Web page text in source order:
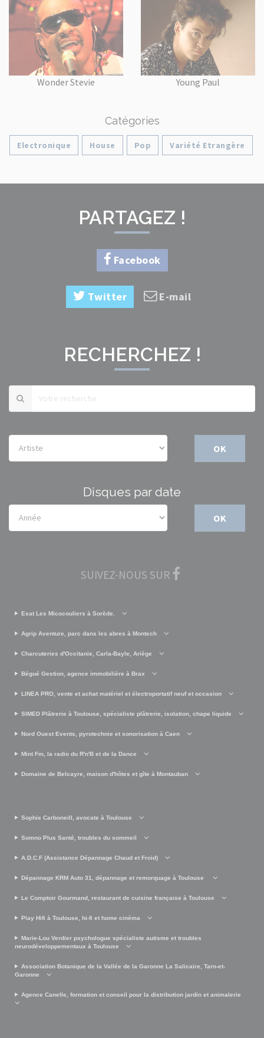
Wonder Stevie Young Paul
Catégories
Electronique House Pop Variété Etrangère
PARTAGEZ !
Facebook
Twitter E-mail
RECHERCHEZ !
OK
Disques par date
OK
SUIVEZ-NOUS SUR
Esat Les Micocouliers à Sorède.
Agrip Aventure, parc dans les abres à Montech
Charcuteries d'Occitanie, Carla-Bayle, Ariège
Bégué Gestion, agence immobilière à Brax
LINEA PRO, vente et achat matériel et électroportatif neuf et occasion
SIMED Plâtrerie à Toulouse, spécialiste plâtrerie, isolation, chape liquide
Nord Ouest Events, pyrotechnie et sonorisation à Caen
Mint Fm, la radio du R'n'B et de la Dance
Domaine de Belcayre, maison d'hôtes et gîte à Montauban
Sophie Carboneill, avocate à Toulouse
Somno Plus Santé, troubles du sommeil
A.D.C.F (Assistance Dépannage Chaud et Froid)
Dépannage KRM Auto 31, dépannage et remorquage à Toulouse
Le Comptoir Gourmand, restaurant de cuisine française à Toulouse
Play Hifi à Toulouse, hi-fi et home cinéma
Marie-Lou Verdier psychologue spécialiste autisme et troubles
neurodéveloppementaux à Toulouse
Association Botanique de la Vallée de la Garonne La Salicaire, Tarn-et-
Garonne
Agence Canelle, formation et conseil pour la distribution jardin et animalerie